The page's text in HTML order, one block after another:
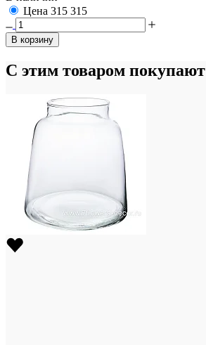
Цена 315 315
В корзину
С этим товаром покупают